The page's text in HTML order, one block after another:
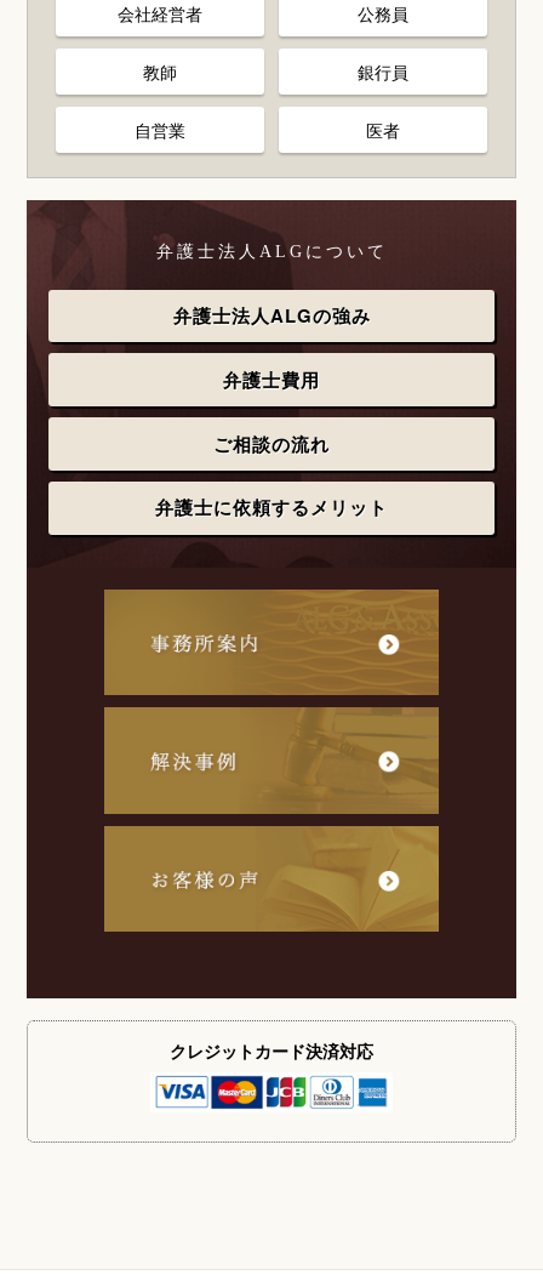
会社経営者 公務員
教師 銀行員
自営業 医者
弁護士法人ALGについて
弁護士法人ALGの強み
弁護士費用
ご相談の流れ
弁護士に依頼するメリット
クレジットカード決済対応